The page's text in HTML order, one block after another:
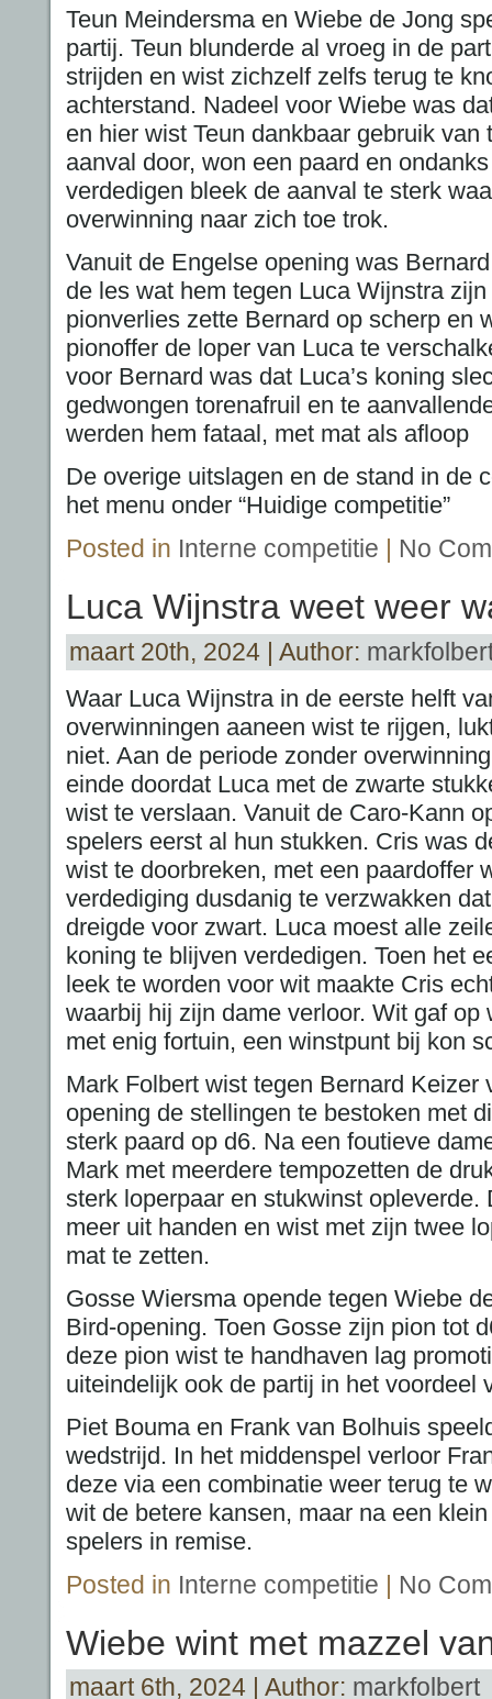
Teun Meindersma en Wiebe de Jong
partij. Teun blunderde al vroeg in de
strijden en wist zichzelf zelfs terug te
achterstand. Nadeel voor Wiebe was
en hier wist Teun dankbaar gebruik van
aanval door, won een paard en
verdedigen bleek de aanval te sterk
overwinning naar zich toe trok.
Vanuit de Engelse opening was
de les wat hem tegen Luca Wijnstra
pionverlies zette Bernard op scherp en
pionoffer de loper van Luca te
voor Bernard was dat Luca’s koning
gedwongen torenafruil en te
werden hem fataal, met mat als afloop
De overige uitslagen en de stand in de
het menu onder “Huidige competitie”
Posted in Interne competitie No
Luca Wijnstra weet weer
maart 20th, 2024 | Author:
Waar Luca Wijnstra in de eerste helft
overwinningen aaneen wist te rijgen,
niet. Aan de periode zonder
einde doordat Luca met de zwarte
wist te verslaan. Vanuit de Caro-Kann
spelers eerst al hun stukken. Cris was
wist te doorbreken, met een paardoffer
verdediging dusdanig te verzwakken
dreigde voor zwart. Luca moest alle
koning te blijven verdedigen. Toen het
leek te worden voor wit maakte Cris
waarbij hij zijn dame verloor. Wit gaf op
met enig fortuin, een winstpunt bij kon
Mark Folbert wist tegen Bernard Keizer
opening de stellingen te bestoken met
sterk paard op d6. Na een foutieve
Mark met meerdere tempozetten de
sterk loperpaar en stukwinst opleverde.
meer uit handen en wist met zijn twee
mat te zetten.
Gosse Wiersma opende tegen Wiebe
Bird-opening. Toen Gosse zijn pion tot
deze pion wist te handhaven lag
uiteindelijk ook de partij in het voordeel
Piet Bouma en Frank van Bolhuis
wedstrijd. In het middenspel verloor
deze via een combinatie weer terug te
wit de betere kansen, maar na een
spelers in remise.
Posted in Interne competitie | No
Wiebe wint met mazzel
maart 6th, 2024 | Author: markfolbert